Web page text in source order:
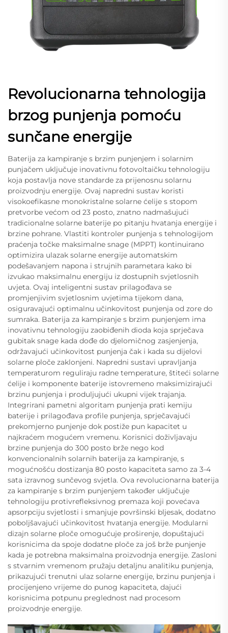
Revolucionarna tehnologija
brzog punjenja pomoću
sunčane energije
Baterija za kampiranje s brzim punjenjem i solarnim
punjačem uključuje inovativnu fotovoltaičku tehnologiju
koja postavlja nove standarde za prijenosnu solarnu
proizvodnju energije. Ovaj napredni sustav koristi
visokoefikasne monokristalne solarne ćelije s stopom
pretvorbe većom od 23 posto, znatno nadmašujući
tradicionalne solarne baterije po pitanju hvatanja energije i
brzine pohrane. Vlastiti kontroler punjenja s tehnologijom
praćenja točke maksimalne snage (MPPT) kontinuirano
optimizira ulazak solarne energije automatskim
podešavanjem napona i strujnih parametara kako bi
izvukao maksimalnu energiju iz dostupnih svjetlosnih
uvjeta. Ovaj inteligentni sustav prilagođava se
promjenjivim svjetlosnim uvjetima tijekom dana,
osiguravajući optimalnu učinkovitost punjenja od zore do
sumraka. Baterija za kampiranje s brzim punjenjem ima
inovativnu tehnologiju zaobiđenih dioda koja sprječava
gubitak snage kada dođe do djelomičnog zasjenjenja,
održavajući učinkovitost punjenja čak i kada su dijelovi
solarne ploče zaklonjeni. Napredni sustavi upravljanja
temperaturom reguliraju radne temperature, štiteći solarne
ćelije i komponente baterije istovremeno maksimizirajući
brzinu punjenja i produljujući ukupni vijek trajanja.
Integrirani pametni algoritam punjenja prati kemiju
baterije i prilagođava profile punjenja, sprječavajući
prekomjerno punjenje dok postiže pun kapacitet u
najkraćem mogućem vremenu. Korisnici doživljavaju
brzine punjenja do 300 posto brže nego kod
konvencionalnih solarnih baterija za kampiranje, s
mogućnošću dostizanja 80 posto kapaciteta samo za 3-4
sata izravnog sunčevog svjetla. Ova revolucionarna baterija
za kampiranje s brzim punjenjem također uključuje
tehnologiju protivrefleksivnog premaza koji povećava
apsorpciju svjetlosti i smanjuje površinski bljesak, dodatno
poboljšavajući učinkovitost hvatanja energije. Modularni
dizajn solarne ploče omogućuje proširenje, dopuštajući
korisnicima da spoje dodatne ploče za još brže punjenje
kada je potrebna maksimalna proizvodnja energije. Zasloni
s stvarnim vremenom pružaju detaljnu analitiku punjenja,
prikazujući trenutni ulaz solarne energije, brzinu punjenja i
procijenjeno vrijeme do punog kapaciteta, dajući
korisnicima potpunu preglednost nad procesom
proizvodnje energije.